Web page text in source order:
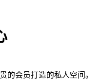
的会员打造的私人空间。